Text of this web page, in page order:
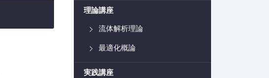
理論講座
流体解析理論
最適化概論
実践講座